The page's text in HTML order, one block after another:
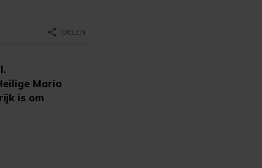
Maria
is om
share DELEN